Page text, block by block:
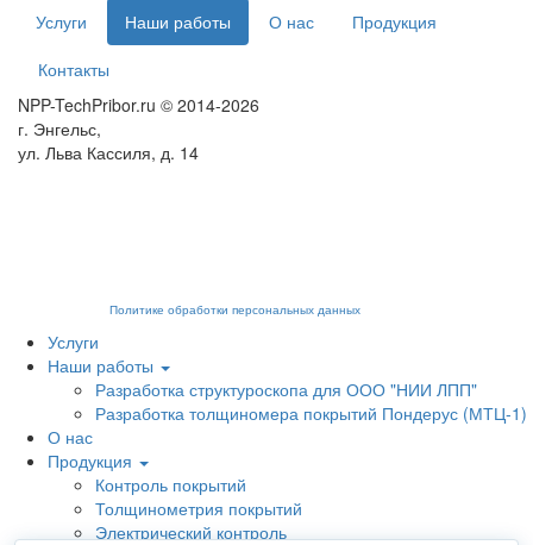
Услуги
Наши работы О нас
Продукция
Контакты
NPP-TechPribor.ru © 2014-2026
г. Энгельс,
ул. Льва Кассиля, д. 14
Политике обработки персональных данных
Услуги
Наши работы
Разработка структуроскопа для ООО "НИИ ЛПП"
Разработка толщиномера покрытий Пондерус (МТЦ-1)
О нас
Продукция
Контроль покрытий
Толщинометрия покрытий
Электрический контроль